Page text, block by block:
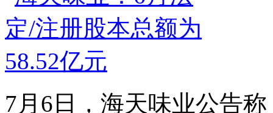
7月6日，海天味业公告